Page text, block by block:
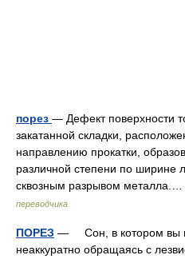
порез — Дефект поверхности
закатанной складки,
направлению прокатки,
различной степени по ширине
сквозным разрывом
переводчика
ПОРЕЗ — Сон, в котором вы
неаккуратно обращаясь с